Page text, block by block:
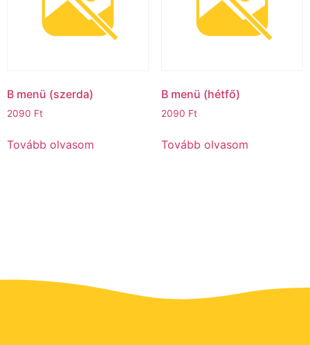
B menü (szerda)
2090 Ft
Tovább olvasom
B menü (hétfő)
2090 Ft
Tovább olvasom